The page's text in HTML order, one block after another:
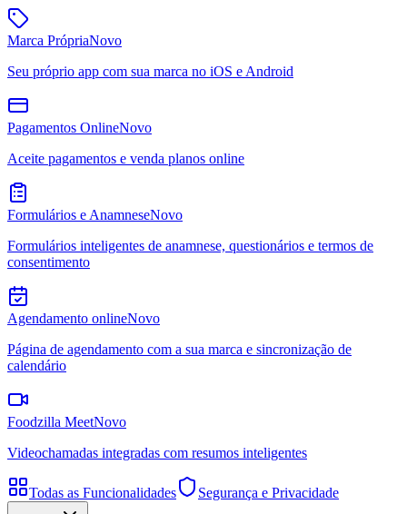
Marca PrópriaNovo
Seu próprio app com sua marca no iOS e Android
Pagamentos OnlineNovo
Aceite pagamentos e venda planos online
Formulários e AnamneseNovo
Formulários inteligentes de anamnese, questionários e termos de
consentimento
Agendamento onlineNovo
Página de agendamento com a sua marca e sincronização de
calendário
Foodzilla MeetNovo
Videochamadas integradas com resumos inteligentes
Todas as Funcionalidades Segurança e Privacidade